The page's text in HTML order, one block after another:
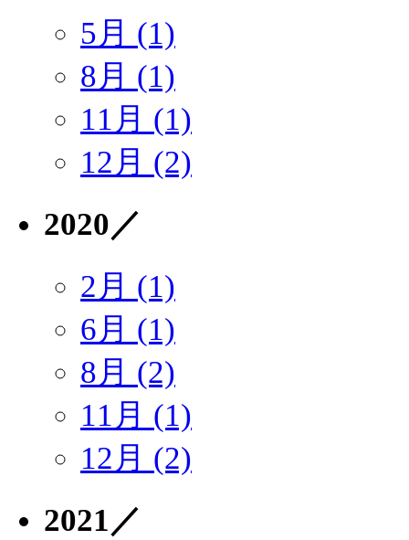
5月 (1)
8月 (1)
11月 (1)
12月 (2)
2020／
2月 (1)
6月 (1)
8月 (2)
11月 (1)
12月 (2)
2021／